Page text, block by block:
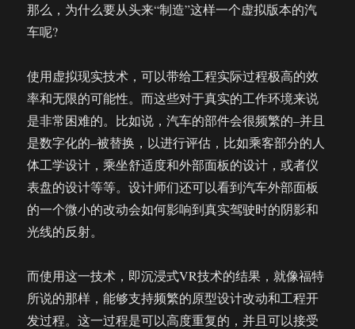
那么，为什么要从头来“制造”这样一个虚拟版本的汽
车呢?
使用虚拟现实技术，可以带给工程实际过程极高的效
率和无限的可能性。而这些对于真实的工作环境来说
是非常困难的。比如说，汽车的部件会很频繁的–并且
是数字化的–被替换，以进行评估，比如乘客部分的人
体工学设计，乘坐舒适度和外部面板的设计，或者仪
表盘的设计等等。设计师们还可以看到汽车外部面板
的一个微小的改动会如何影响到真实驾驶时的阴影和
光线的反射。
而使用这一技术，即沉浸式VR技术的结果，就像福特
所说的那样，能够支持频繁的原型设计改动和工程开
发过程。这一过程是可以高度重复的，并且可以接受